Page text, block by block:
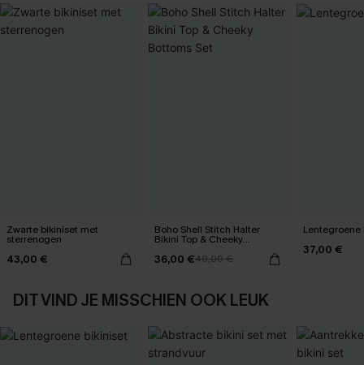
Zwarte bikiniset met
sterrenogen
43,00 €
Boho Shell Stitch Halter
Bikini Top & Cheeky
36,00 €40,00 €
Lentegroene
37,00 €
DIT VIND JE MISSCHIEN OOK LEUK